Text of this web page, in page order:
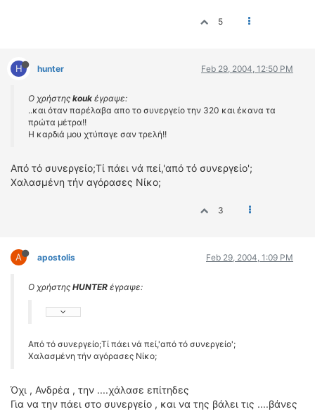
5
H hunter Feb 29, 2004, 12:50 PM
Ο χρήστης kouk έγραψε:
..και όταν παρέλαβα απο το συνεργείο την 320 και έκανα τα
πρώτα μέτρα!!
Η καρδιά μου χτύπαγε σαν τρελή!!
Από τό συνεργείο;Τί πάει νά πεί,'από τό συνεργείο';
Χαλασμένη τήν αγόρασες Νίκο;
3
A apostolis Feb 29, 2004, 1:09 PM
Ο χρήστης HUNTER έγραψε:
Από τό συνεργείο;Τί πάει νά πεί,'από τό συνεργείο';
Χαλασμένη τήν αγόρασες Νίκο;
Όχι , Ανδρέα , την ....χάλασε επίτηδες
Για να την πάει στο συνεργείο , και να της βάλει τις ....βάνες